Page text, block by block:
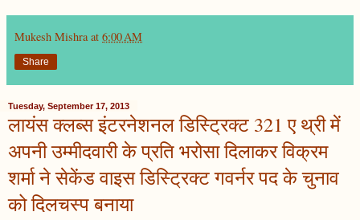
Mukesh Mishra at 6:00 AM
Share
Tuesday, September 17, 2013
लायंस क्लब्स इंटरनेशनल डिस्ट्रिक्ट 321 ए थ्री में
अपनी उम्मीदवारी के प्रति भरोसा दिलाकर विक्रम
शर्मा ने सेकेंड वाइस डिस्ट्रिक्ट गवर्नर पद के चुनाव
को दिलचस्प बनाया